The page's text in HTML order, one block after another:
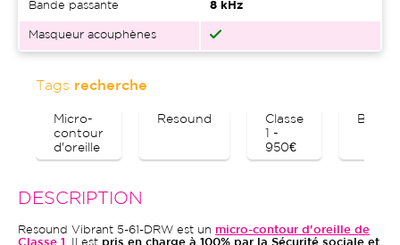
Bande passante 8 kHz
Masqueur acouphènes
Tags recherche
Micro-
contour
d'oreille
Resound
Classe
1 -
950€
DESCRIPTION
Resound Vibrant 5-61-DRW est un micro-contour d'oreille de
Classe 1
. Il est pris en charge à 100% par la Sécurité sociale et